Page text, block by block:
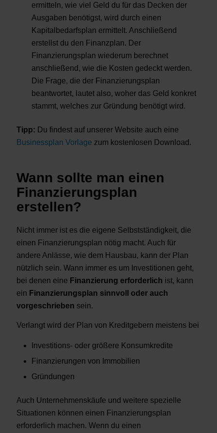
ermitteln, wie viel Geld du für das Decken der
Ausgaben benötigst, wird durch einen
Kapitalbedarfsplan ermittelt. Anschließend
erstellst du den Finanzplan. Der
Finanzierungsplan wiederum berechnet
anschließend, wie die Kosten gedeckt werden.
Die Frage, die der Finanzierungsplan
beantwortet, lautet also, woher das Geld konkret
stammt, welches zur Gründung benötigt wird.
Tipp: Du findest auf unserer Website auch eine
Businessplan Vorlage zum kostenlosen Download.
Wann sollte man einen
Finanzierungsplan
erstellen?
Nicht immer ist es die eigene Selbstständigkeit, die
einen Finanzierungsplan nötig macht. Auch für
andere Anlässe, wie dem Hausbau, kann der Plan
nützlich sein. Wann immer es um Investitionen geht,
bei denen eine Finanzierung erforderlich ist, kann
ein Finanzierungsplan sinnvoll oder auch
vorgeschrieben sein.
Verlangt wird der Plan von Kreditgebern meistens bei
Investitions- oder größere Konsumkredite
Finanzierungen von Immobilien
Gründungen
Auch Unternehmenskäufe und weitere spezielle
Situationen können einen Finanzierungsplan
erforderlich machen. Wenn du einen